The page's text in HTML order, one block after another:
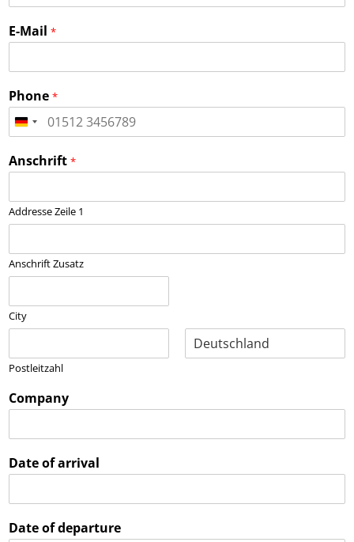
E-Mail *
Phone *
Anschrift *
Addresse Zeile 1
Anschrift Zusatz
City
Postleitzahl
Company
Date of arrival
Date of departure